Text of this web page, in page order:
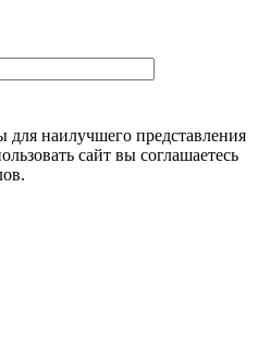
наилучшего представления
сайт вы соглашаетесь